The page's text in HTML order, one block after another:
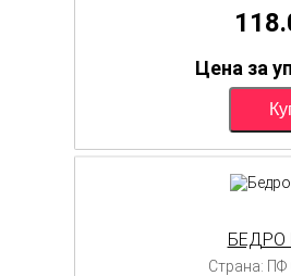
Цена за
БЕДРО
Страна: ПФ